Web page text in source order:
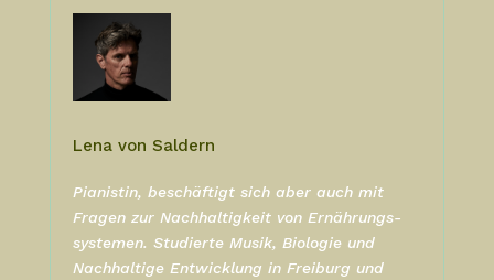
Lena von Saldern
Pianistin, beschäftigt sich aber auch mit
Fragen zur Nachhaltigkeit von Ernährungs-
systemen. Studierte Musik, Biologie und
Nachhaltige Entwicklung in Freiburg und